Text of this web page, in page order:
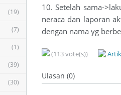
(19)
(7)
(1)
(39)
(30)
10. Setelah sama-
neraca dan laporan
dengan nama yg
(113 vote(s))
Ulasan (0)